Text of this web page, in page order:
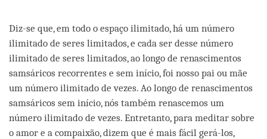
Diz-se que, em todo o espaço ilimitado, há um número
ilimitado de seres limitados, e cada ser desse número
ilimitado de seres limitados, ao longo de renascimentos
samsáricos recorrentes e sem início, foi nosso pai ou mãe
um número ilimitado de vezes. Ao longo de renascimentos
samsáricos sem início, nós também renascemos um
número ilimitado de vezes. Entretanto, para meditar sobre
o amor e a compaixão, dizem que é mais fácil gerá-los,